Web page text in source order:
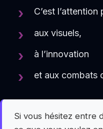
C’est
aux visuels,
à l’innovation
et aux combats
Si vous hésitez entre